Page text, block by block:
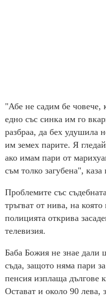
"Абе не садим бе човече,
едно със синка им го
разбраа, да бех удушила
им земех парите. Я
ако имам пари от
съм толко загубена",
Проблемите със
тръгват от нива, на
полицията открива
телевизия.
Баба Божия не знае дали
съда, защото няма пари
пенсия изплаща дългове
Остават и около 90 лева,